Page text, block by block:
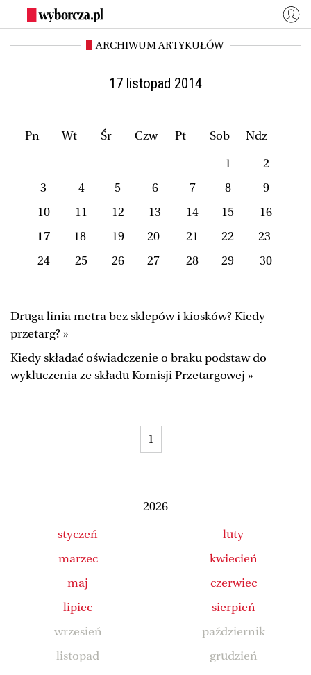
WYBORCZA.PL
Świat
Wyborcza.biz Co jest grane24
Magazyny BIQdata
Jutronauci Osiem Dziewięć
NASZE SERWISY
Duży Format Wysokie Obcasy
Tylko Zdrowie The Wall Street Journal
ARCHIWUM ARTYKUŁÓW
17 listopad 2014
Pn Wt Śr Czw Pt Sob
Ndz
1
2
3
4 5 6 7 8
9
10
11 12 13 14 15
16
17
18 19 20 21 22
23
24
25 26 27 28 29 30
Druga linia metra bez sklepów i kiosków? Kiedy
przetarg? »
Kiedy składać oświadczenie o braku podstaw do
wykluczenia ze składu Komisji Przetargowej »
1
2026
styczeń
luty
marzec
kwiecień
maj
czerwiec
lipiec
sierpień
wrzesień
październik
listopad
grudzień